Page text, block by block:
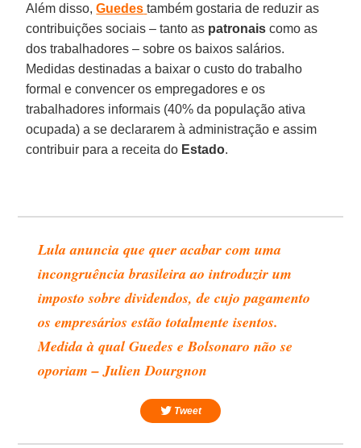
Além disso,Guedes também gostaria de reduzir as
contribuições sociais – tanto as patronais como as
dos trabalhadores – sobre os baixos salários.
Medidas destinadas a baixar o custo do trabalho
formal e convencer os empregadores e os
trabalhadores informais (40% da população ativa
ocupada) a se declararem à administração e assim
contribuir para a receita do Estado.
Lula anuncia que quer acabar com uma
incongruência brasileira ao introduzir um
imposto sobre dividendos, de cujo pagamento
os empresários estão totalmente isentos.
Medida à qual Guedes e Bolsonaro não se
oporiam – Julien Dourgnon
Tweet